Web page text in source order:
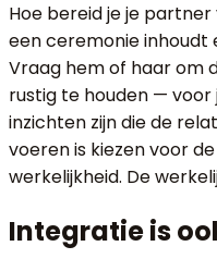
Hoe bereid je je
een ceremonie inhoudt
Vraag hem of haar om
rustig te houden — voor
inzichten zijn die de
voeren is kiezen voor
werkelijkheid. De
Integratie is